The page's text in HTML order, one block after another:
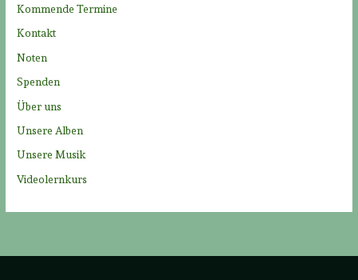
:
Kommende Termine
Kontakt
Noten
Spenden
Über uns
Unsere Alben
Unsere Musik
Videolernkurs